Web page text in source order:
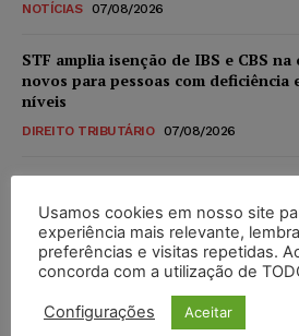
NOTÍCIAS 07/08/2026
STF amplia isenção de IBS e CBS
novos para pessoas com deficiência
níveis
DIREITO TRIBUTÁRIO 07/08/2026
Justiça do Trabalho mantém justa
vendia canetas emagrecedoras no
NOTÍCIAS 07/08/2026
Justiça de SP decreta prisão de
morte de advogado
Usamos cookies em nosso site
experiência mais relevante,
preferências e visitas repetidas.
concorda com a utilização de
Configurações Aceitar